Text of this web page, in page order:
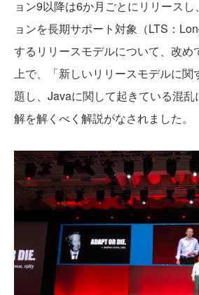
ョン9以降は6か月ごとにリリース
ョンを長期サポート対象（LTS：
するリリースモデルについて、改め
上で、「新しいリリースモデルに関
題し、Javaに関して起きている混
解を解くべく解説がなされました。